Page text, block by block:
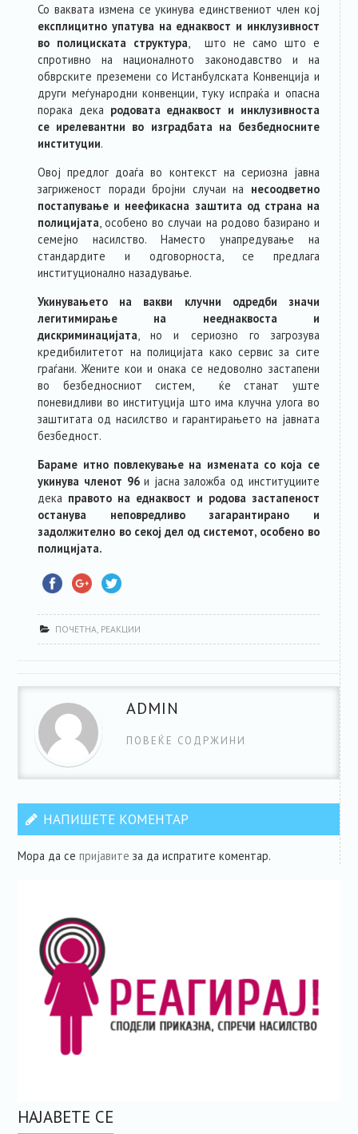
Со ваквата измена се укинува единствениот член кој
експлицитно упатува на еднаквост и инклузивност
во полициската структура, што не само што е
спротивно на националното законодавство и на
обврските преземени со Истанбулската Конвенција и
други меѓународни конвенции, туку испраќа и опасна
порака дека родовата еднаквост и инклузивноста
се ирелевантни во изградбата на безбедносните
институции.
Овој предлог доаѓа во контекст на сериозна јавна
загриженост поради бројни случаи на несоодветно
постапување и неефикасна заштита од страна на
полицијата, особено во случаи на родово базирано и
семејно насилство. Наместо унапредување на
стандардите и одговорноста, се предлага
институционално назадување.
Укинувањето на вакви клучни одредби значи
легитимирање на нееднаквоста и
дискриминацијата, но и сериозно го загрозува
кредибилитетот на полицијата како сервис за сите
граѓани. Жените кои и онака се недоволно застапени
во безбедносниот систем, ќе станат уште
поневидливи во институција што има клучна улога во
заштитата од насилство и гарантирањето на јавната
безбедност.
Бараме итно повлекување на измената со која се
укинува членот 96и јасна заложба од институциите
дека правото на еднаквост и родова застапеност
останува неповредливозагарантирано и
задолжително во секој дел од системот, особено во
полицијата.
ПОЧЕТНА РЕАКЦИИ
ADMIN
ПОВЕЌЕ СОДРЖИНИ
НАПИШЕТЕ КОМЕНТАР
Мора да сепријавите за да испратите коментар.
НАЈАВЕТЕ СЕ